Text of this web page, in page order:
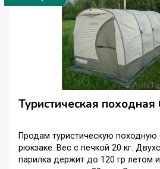
Туристическая походная
Продам туристическую
рюкзаке. Вес с печкой 20 кг.
парилка держит до 120 гр летом